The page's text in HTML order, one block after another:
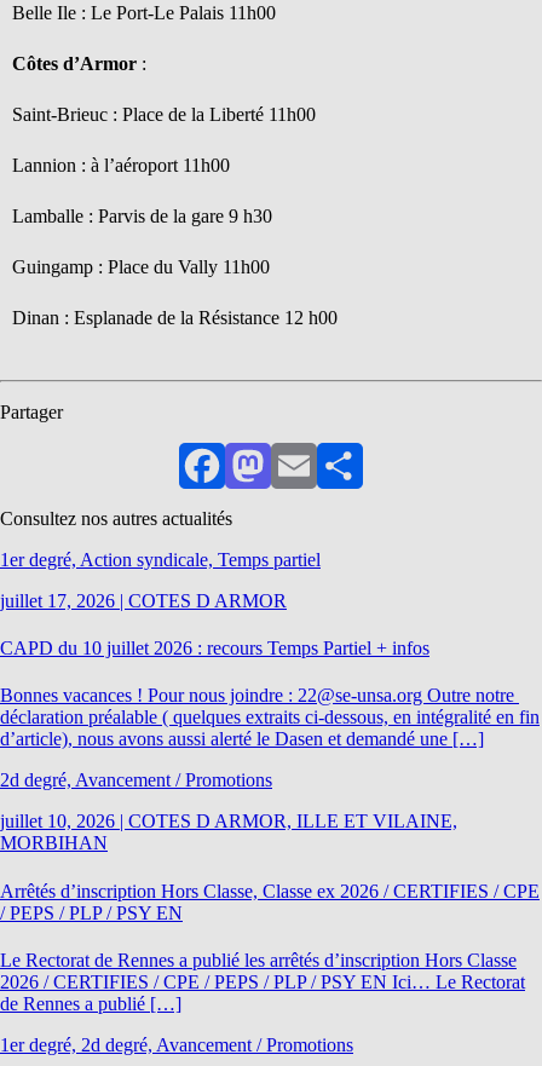
Belle Ile : Le Port-Le Palais 11h00
Côtes d’Armor :
Saint-Brieuc : Place de la Liberté 11h00
Lannion : à l’aéroport 11h00
Lamballe : Parvis de la gare 9 h30
Guingamp : Place du Vally 11h00
Dinan : Esplanade de la Résistance 12 h00
Partager
FacebookMastodon
EmailPartager
Consultez nos autres actualités
1er degré, Action syndicale, Temps partiel
juillet 17, 2026 | COTES D ARMOR
CAPD du 10 juillet 2026 : recours Temps Partiel + infos
Bonnes vacances ! Pour nous joindre : 22@se-unsa.org Outre notre
déclaration préalable ( quelques extraits ci-dessous, en intégralité en fin
d’article), nous avons aussi alerté le Dasen et demandé une […]
2d degré, Avancement / Promotions
juillet 10, 2026 | COTES D ARMOR, ILLE ET VILAINE,
MORBIHAN
Arrêtés d’inscription Hors Classe, Classe ex 2026 / CERTIFIES / CPE
/ PEPS / PLP / PSY EN
Le Rectorat de Rennes a publié les arrêtés d’inscription Hors Classe
2026 / CERTIFIES / CPE / PEPS / PLP / PSY EN Ici… Le Rectorat
de Rennes a publié […]
1er degré, 2d degré, Avancement / Promotions